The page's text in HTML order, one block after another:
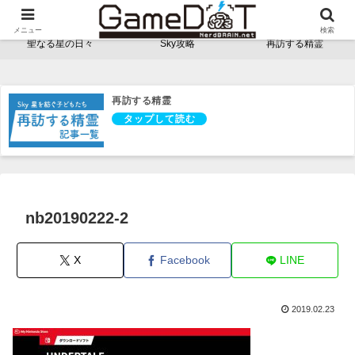
NerdBRAINゲーム支部 - ゲームドット -
聖なる星の日々 Sky攻略 再訪する精霊
再訪する精霊
nb20190222-2
X Facebook LINE
2019.02.23
メニュー 検索